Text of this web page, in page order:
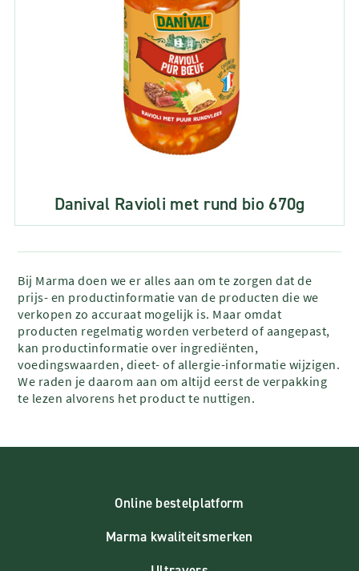
Danival Ravioli met rund bio 670g
Bij Marma doen we er alles aan om te zorgen dat de
prijs- en productinformatie van de producten die we
verkopen zo accuraat mogelijk is. Maar omdat
producten regelmatig worden verbeterd of aangepast,
kan productinformatie over ingrediënten,
voedingswaarden, dieet- of allergie-informatie wijzigen.
We raden je daarom aan om altijd eerst de verpakking
te lezen alvorens het product te nuttigen.
Online bestelplatform
Marma kwaliteitsmerken